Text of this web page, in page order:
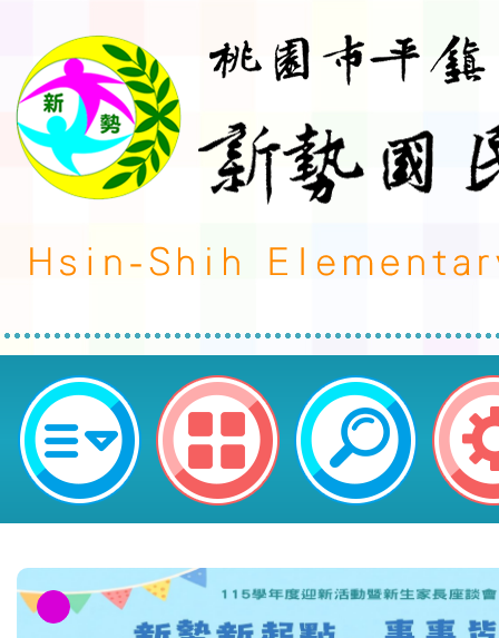
大溪自造教育及科技中心115年六
園市平鎮區新勢國民小學